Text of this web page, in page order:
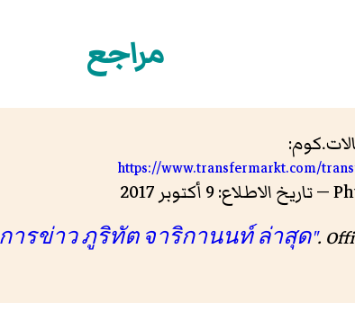
مراجع
https://www.transfermarkt.com/
.